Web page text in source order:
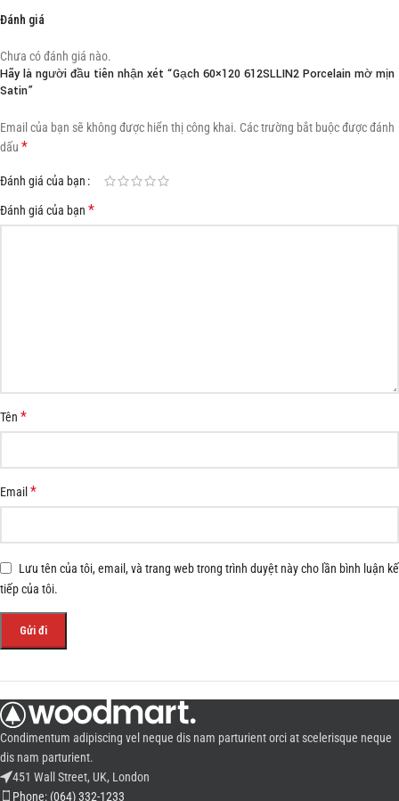
Đánh giá
Chưa có đánh giá nào.
Hãy là người đầu tiên nhận xét “Gạch 60×120 612SLLIN2 Porcelain mờ mịn
Satin”
Email của bạn sẽ không được hiển thị công khai. Các trường bắt buộc được đánh
dấu *
Đánh giá của bạn
Đánh giá của bạn *
Tên *
Email *
Lưu tên của tôi, email, và trang web trong trình duyệt này cho lần bình luận kế
tiếp của tôi.
Condimentum adipiscing vel neque dis nam parturient orci at scelerisque neque
dis nam parturient.
451 Wall Street, UK, London
Phone: (064) 332-1233